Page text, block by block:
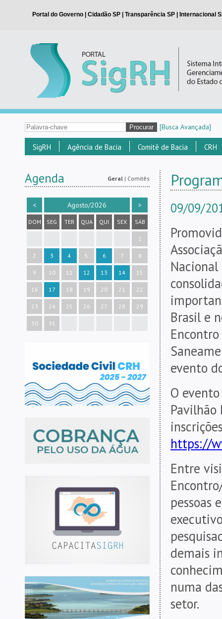
[Busca Avançada]
SigRH Agência de Bacia Comitê de Bacia CRH
Agenda Geral | Comitês
< Agosto/2026 >
DOM SEG TER QUA QUI SEX SÁB
1
2 3 4 5 6 7 8
9 10 11 12 13 14 15
16 17 18 19 20 21 22
23 24 25 26 27 28 29
30 31
09/09/
Brasil e
evento
O
Pavilhão
https://
Entre
pessoas
demais
numa
setor.